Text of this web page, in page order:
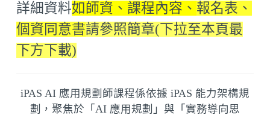
詳細資料如師資、課程內容、 報名表、
個資同意書請參照簡章(下拉至本頁最
下方下載)
iPAS AI 應用規劃師課程係依據 iPAS 能力架構規
劃，聚焦於「AI 應用規劃」與「實務導向思